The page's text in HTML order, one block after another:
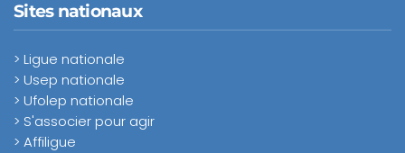
Sites nationaux
> Ligue nationale
> Usep nationale
> Ufolep nationale
> S'associer pour agir
> Affiligue